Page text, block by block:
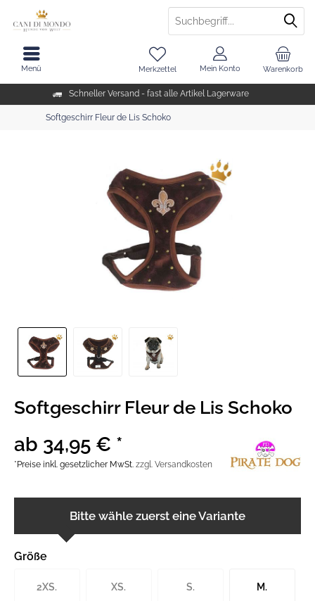
Schneller Versand - fast alle Artikel Lagerware
Warenkorb
Merkzettel Mein Konto
Menü
Softgeschirr Fleur de Lis Schoko
Softgeschirr Fleur de Lis Schoko
ab 34,95 € *
*Preise inkl. gesetzlicher MwSt. zzgl. Versandkosten
Bitte wähle zuerst eine Variante
Größe
2XS. XS. S. M.